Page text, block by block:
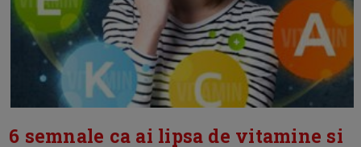
6 semnale ca ai lipsa de vitamine si